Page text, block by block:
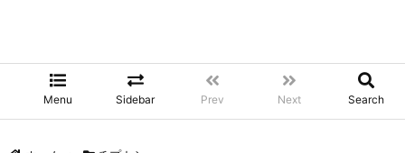
Menu Sidebar Prev Next Search